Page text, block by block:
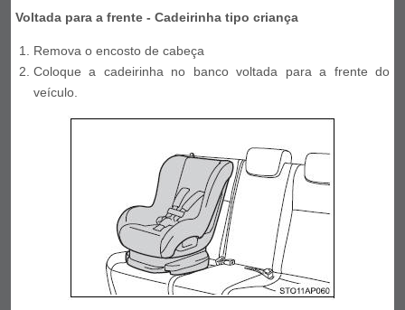
Voltada para a frente - Cadeirinha tipo criança
Remova o encosto de cabeça
Coloque a cadeirinha no banco voltada para a frente do
veículo.